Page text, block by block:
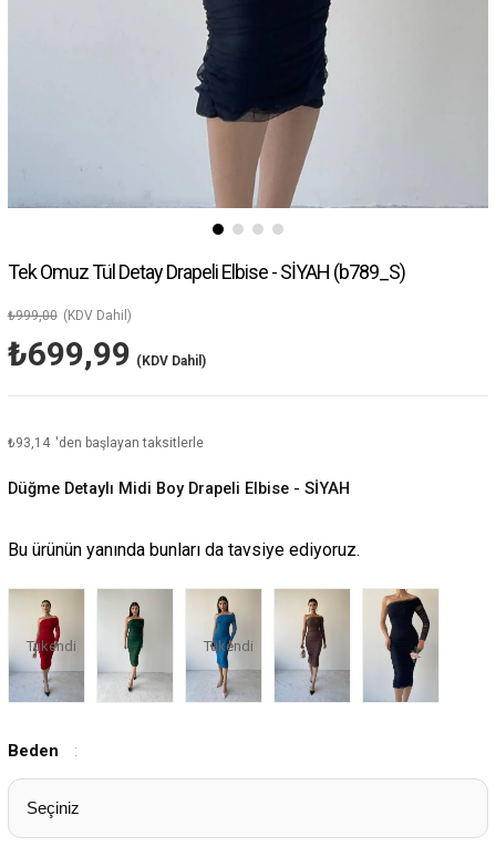
Tek Omuz Tül Detay Drapeli Elbise - SİYAH (b789_S)
₺999,00 (KDV Dahil)
₺699,99 (KDV Dahil)
₺93,14 'den başlayan taksitlerle
Düğme Detaylı Midi Boy Drapeli Elbise - SİYAH
Bu ürünün yanında bunları da tavsiye ediyoruz.
Tükendi Tükendi
Beden :